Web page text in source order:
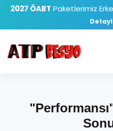
2027 ÖABT Paketlerimiz